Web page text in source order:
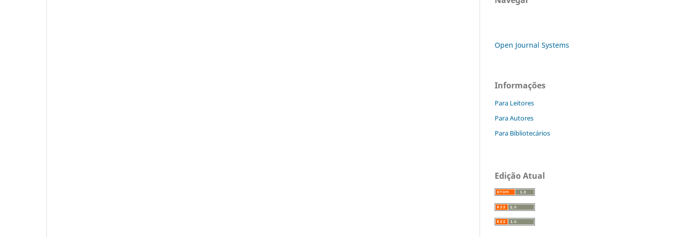
Open Journal Systems
Informações
Para Leitores
Para Autores
Para Bibliotecários
Edição Atual